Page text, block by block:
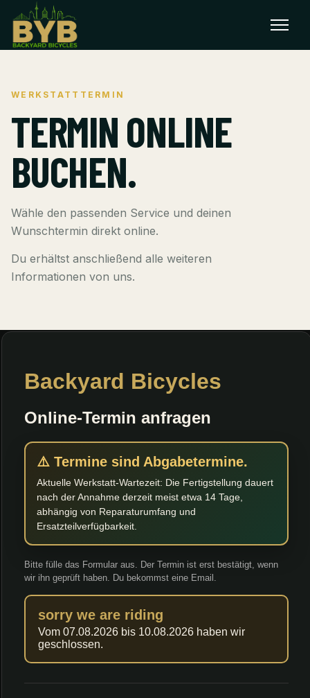
WERKSTATTTERMIN
TERMIN ONLINE
BUCHEN.
Wähle den passenden Service und deinen
Wunschtermin direkt online.
Du erhältst anschließend alle weiteren
Informationen von uns.